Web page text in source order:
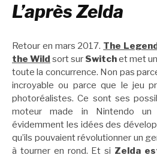
L’après Zelda
Retour en mars 2017. The
the Wild sort sur Switchet met
toute la concurrence. Non pas
incroyable ou parce que le jeu
photoréalistes. Ce sont ses
moteur made in Nintendo
évidemment les idées des
qu’ils pouvaient révolutionner un
à tourner en rond. Et si Zelda